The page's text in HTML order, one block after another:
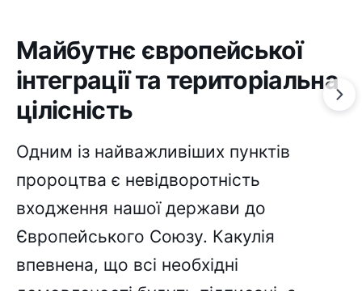
Майбутнє європейської
інтеграції та територіальна
цілісність
Одним із найважливіших пунктів
пророцтва є невідворотність
входження нашої держави до
Європейського Союзу. Какулія
впевнена, що всі необхідні